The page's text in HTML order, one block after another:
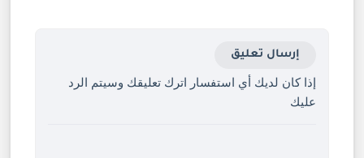
إرسال تعليق
إذا كان لديك أي استفسار اترك تعليقك وسيتم الرد
عليك